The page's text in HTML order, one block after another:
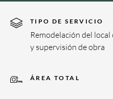
TIPO DE SERVICIO
Remodelación del
y supervisión de obra
ÁREA TOTAL